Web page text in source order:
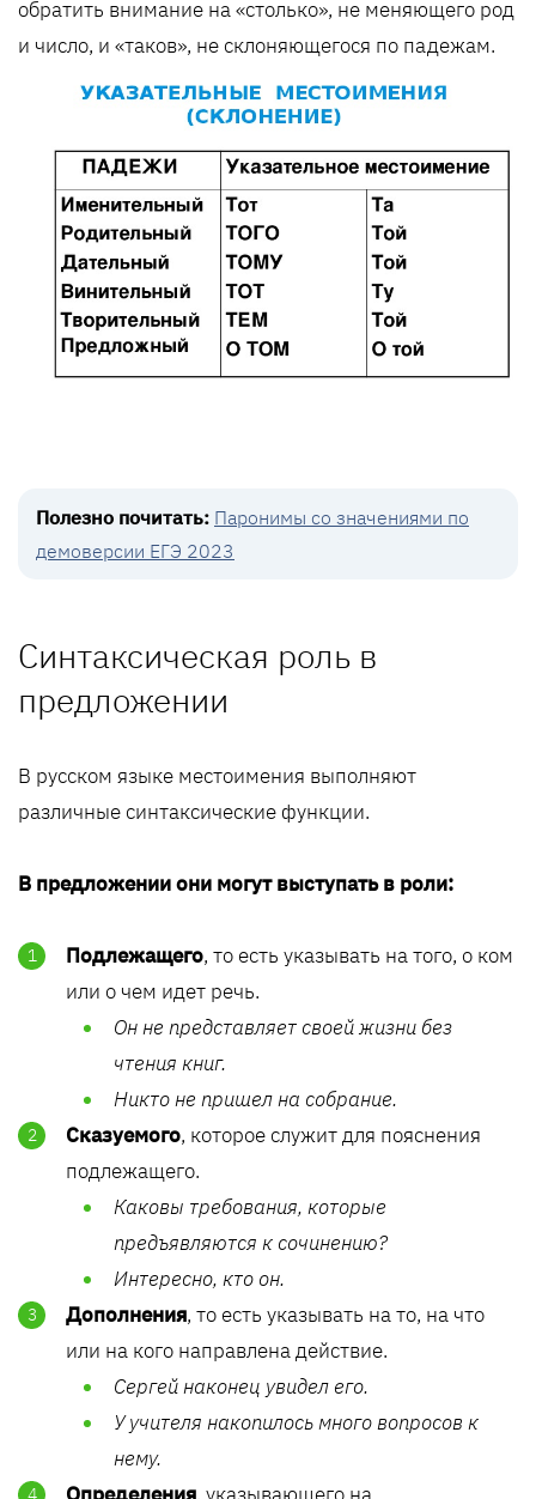
обратить внимание на «столько», не меняющего род
и число, и «таков», не склоняющегося по падежам.
Полезно почитать: Паронимы со значениями по
демоверсии ЕГЭ 2023
Синтаксическая роль в
предложении
В русском языке местоимения выполняют
различные синтаксические функции.
В предложении они могут выступать в роли:
Подлежащего, то есть указывать на того, о ком
или о чем идет речь.
Он не представляет своей жизни без
чтения книг.
Никто не пришел на собрание.
Сказуемого, которое служит для пояснения
подлежащего.
Каковы требования, которые
предъявляются к сочинению?
Интересно, кто он.
Дополнения, то есть указывать на то, на что
или на кого направлена действие.
Сергей наконец увидел его.
У учителя накопилось много вопросов к
нему.